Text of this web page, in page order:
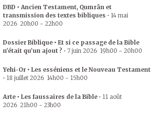
DBD • Ancien Testament, Qumrân et
transmission des textes bibliques • 14 mai
2026 20h00 - 22h00
Dossier Biblique • Et si ce passage de la Bible
n’était qu’un ajout ? • 7 juin 2026 19h00 - 20h00
Yehi-Or • Les esséniens et le Nouveau Testament
• 18 juillet 2026 14h00 - 15h00
Arte • Les faussaires de la Bible • 11 août
2026 21h00 - 23h00